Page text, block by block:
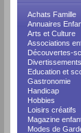
Achats Famille
Annuaires
Arts et Culture
Associations
Découvertes-
Divertissements
Education et
Gastronomie
Handicap
Hobbies
Loisirs créatifs
Magazine
Modes de